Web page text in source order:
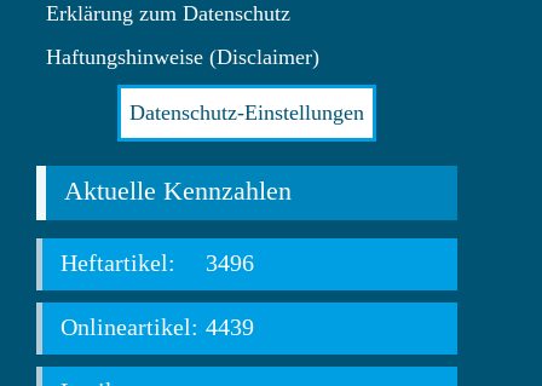
Erklärung zum Datenschutz
Haftungshinweise (Disclaimer)
Datenschutz-Einstellungen
Aktuelle Kennzahlen
Heftartikel: 3496
Onlineartikel: 4439